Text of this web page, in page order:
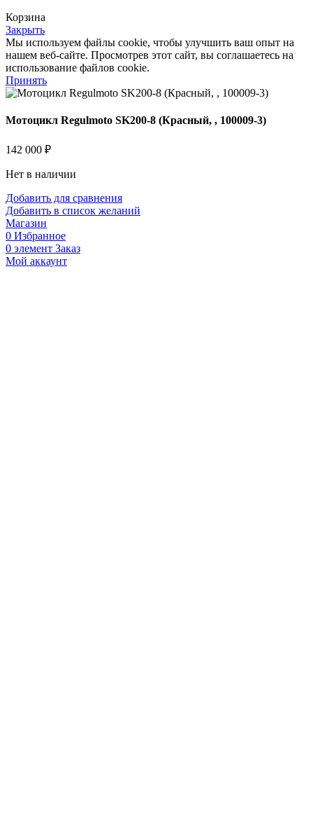
Корзина
Закрыть
Мы используем файлы cookie, чтобы улучшить ваш опыт на
нашем веб-сайте. Просмотрев этот сайт, вы соглашаетесь на
использование файлов cookie.
Принять
Мотоцикл Regulmoto SK200-8 (Красный, , 100009-3)
142 000 ₽
Нет в наличии
Добавить для сравнения
Добавить в список желаний
Магазин
0 Избранное
0 элемент Заказ
Мой аккаунт